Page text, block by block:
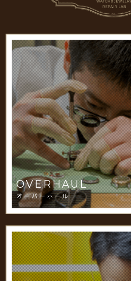
OVERHAUL
オーバーホール